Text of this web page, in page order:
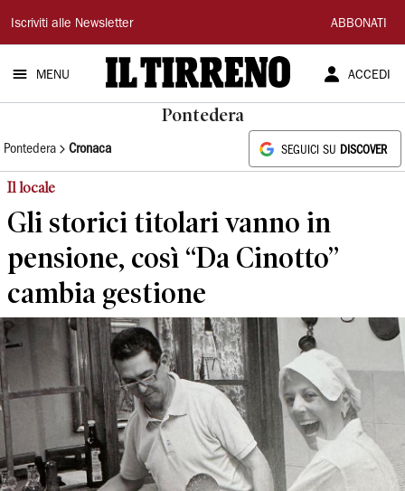
Il
Tirreno
Iscriviti alle Newsletter ABBONATI
MENU ACCEDI
Pontedera
Pontedera Cronaca SEGUICI SU DISCOVER
Il locale
Gli storici titolari vanno in
pensione, così “Da Cinotto”
cambia gestione